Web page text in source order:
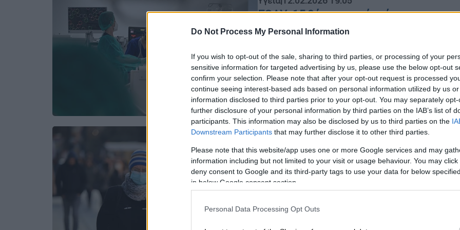
Do Not Process My Personal Information
If you wish to opt-out of the sale, sharing to third parties, or processing of your
sensitive information for targeted advertising by us, please use the below opt-out
confirm your selection. Please note that after your opt-out request is processed
continue seeing interest-based ads based on personal information utilized by us
information disclosed to third parties prior to your opt-out. You may separately
further disclosure of your personal information by third parties on the IAB’s list of
participants. This information may also be disclosed by us to third parties on the
Downstream Participants that may further disclose it to other third parties.
Please note that this website/app uses one or more Google services and may
information including but not limited to your visit or usage behaviour. You may
deny consent to Google and its third-party tags to use your data for below
in below Google consent section.
Personal Data Processing Opt Outs
ΕΟΔΥ: 15 θάνατοι από γρίπη και
επτά από κορονοϊό - Σύσταση
Ο ιός RSV βρίσκεται σε έξαρση, με
τον ΕΟΔΥ να προτείνει εμβολιασμό
σε επιλεγμένες ομάδες
Υγεία|03.01.2026 14:39
Υπερδιπλασιασμός εισαγωγών
γρίπης στα νοσοκομεία - Ισχυρή
σύσταση από τον ΕΟΔΥ για άμεσο
εμβολιασμό
Από τον Οργανισμό συνιστάται
επίσης άμεση έναρξη αντι-ιϊκής